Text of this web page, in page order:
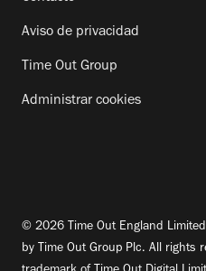
Aviso de privacidad
Time Out Group
Administrar cookies
© 2026 Time Out England
by Time Out Group Plc. All rights